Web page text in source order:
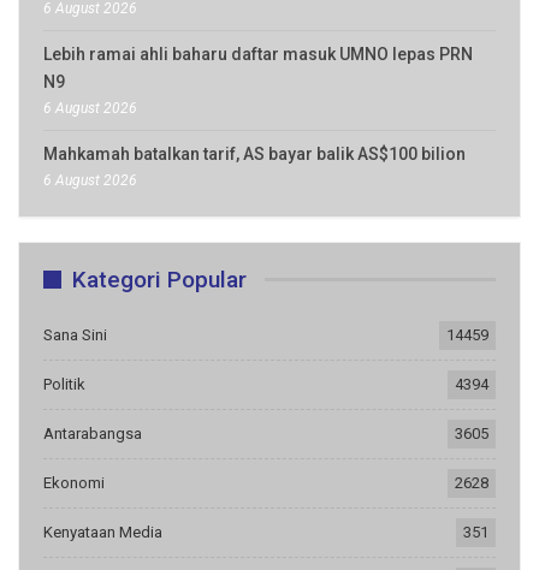
6 August 2026
Lebih ramai ahli baharu daftar masuk UMNO lepas PRN
N9
6 August 2026
Mahkamah batalkan tarif, AS bayar balik AS$100 bilion
6 August 2026
Kategori Popular
Sana Sini 14459
Politik 4394
Antarabangsa 3605
Ekonomi 2628
Kenyataan Media 351